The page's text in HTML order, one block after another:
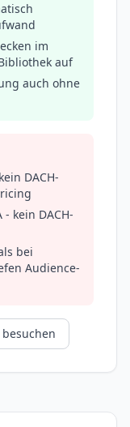
im
auf
auch ohne
DACH-
kein DACH-
bei
Audience-